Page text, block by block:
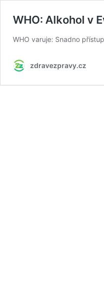
WHO: Alkohol v
WHO varuje: Snadno
zdravezpravy.cz